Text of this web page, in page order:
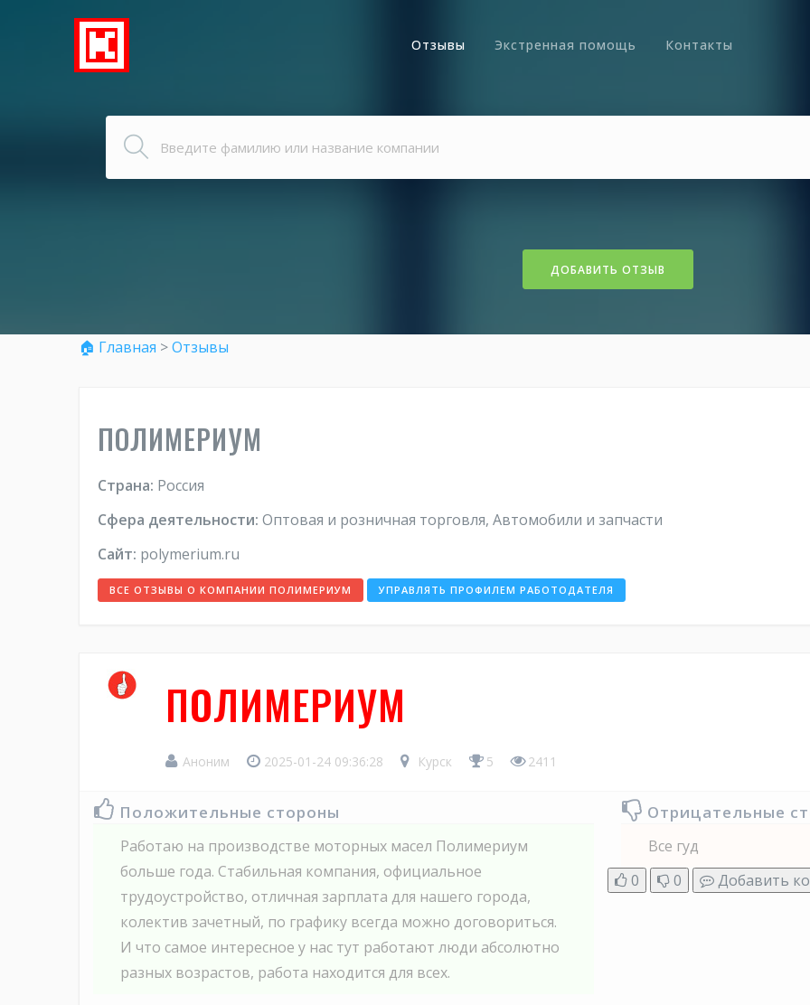
Отзывы Экстренная помощь Контакты
ДОБАВИТЬ ОТЗЫВ
🏠 Главная >Отзывы
ПОЛИМЕРИУМ
Страна: Россия
Сфера деятельности: Оптовая и розничная торговля, Автомобили и запчасти
Сайт: polymerium.ru
ВСЕ ОТЗЫВЫ О КОМПАНИИ ПОЛИМЕРИУМ УПРАВЛЯТЬ ПРОФИЛЕМ РАБОТОДАТЕЛЯ
ПОЛИМЕРИУМ
Аноним 2025-01-24 09:36:28 Курск 5 2411
Положительные стороны
Работаю на производстве моторных масел Полимериум
больше года. Стабильная компания, официальное
трудоустройство, отличная зарплата для нашего города,
колектив зачетный, по графику всегда можно договориться.
И что самое интересное у нас тут работают люди абсолютно
разных возрастов, работа находится для всех.
Отрицательные
Все гуд
0
0 Добавить